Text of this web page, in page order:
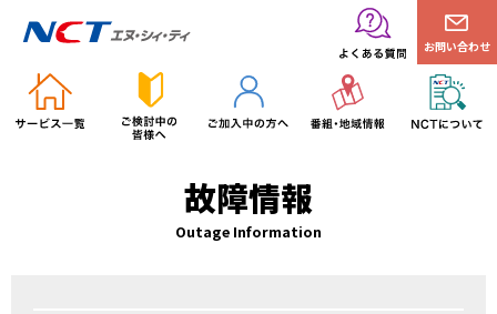
お問い合わせ
故障情報
Outage Information